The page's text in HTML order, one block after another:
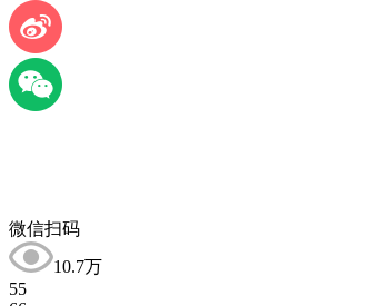
微信扫码
10.7万
55